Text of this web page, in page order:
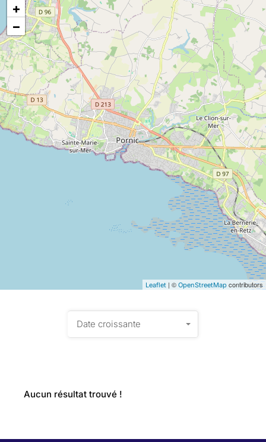
+
−
Leaflet | © OpenStreetMap contributors
Date croissante
Aucun résultat trouvé !